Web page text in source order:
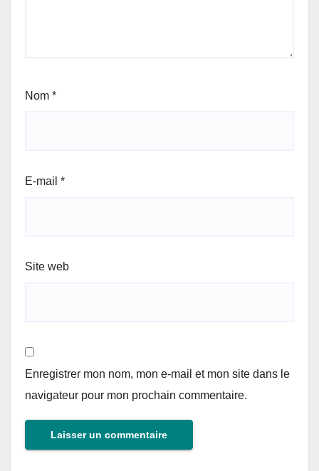
Nom *
E-mail *
Site web
Enregistrer mon nom, mon e-mail et mon site dans le
navigateur pour mon prochain commentaire.